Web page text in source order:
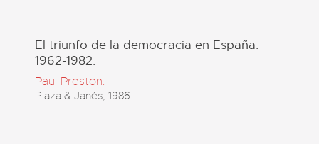
El triunfo de la democracia en España.
1962-1982.
Paul Preston.
Plaza & Janés, 1986.